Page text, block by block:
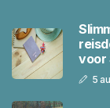
voor
5